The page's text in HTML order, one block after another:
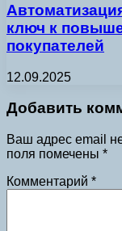
ключ к
покупателей
12.09.2025
Добавить
Ваш адрес email
поля помечены *
Комментарий *